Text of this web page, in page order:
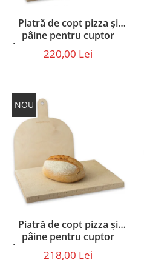
Piatră de copt pizza și
pâine pentru cuptor
electric sau pe gaz – set cu
paletă din lemn (40 × 30 ×
220,00 Lei
NOU
Piatră de copt pizza și
pâine pentru cuptor
electric sau pe gaz – set cu
paletă din lemn (36 × 30 ×
218,00 Lei